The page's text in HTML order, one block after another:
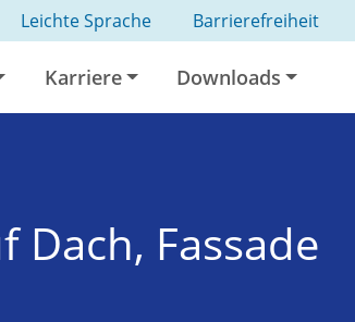
Leichte Sprache Barrierefreiheit
Karriere Downloads
Dach, Fassade